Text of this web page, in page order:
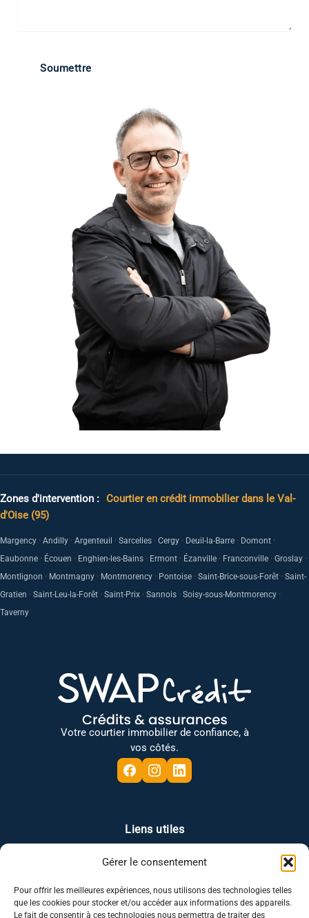
Gérer le consentement
Pour offrir les meilleures expériences, nous utilisons des technologies telles
que les cookies pour stocker et/ou accéder aux informations des appareils.
Le fait de consentir à ces technologies nous permettra de traiter des
Soumettre
Zones d'intervention : Courtier en crédit immobilier dans le Val-
d'Oise (95)
Margency · Andilly · Argenteuil · Sarcelles · Cergy · Deuil-la-Barre · Domont ·
Eaubonne · Écouen · Enghien-les-Bains · Ermont · Ézanville · Franconville · Groslay ·
Montlignon · Montmagny · Montmorency · Pontoise · Saint-Brice-sous-Forêt · Saint-
Gratien · Saint-Leu-la-Forêt · Saint-Prix · Sannois · Soisy-sous-Montmorency ·
Taverny
Votre courtier immobilier de confiance, à
vos côtés.
Liens utiles
Mentions légales Politique de confidentialité
Politique des cookies